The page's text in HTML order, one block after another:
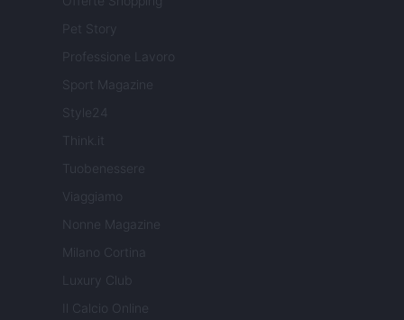
Pet Story
Professione Lavoro
Sport Magazine
Style24
Think.it
Tuobenessere
Viaggiamo
Nonne Magazine
Milano Cortina
Luxury Club
Il Calcio Online